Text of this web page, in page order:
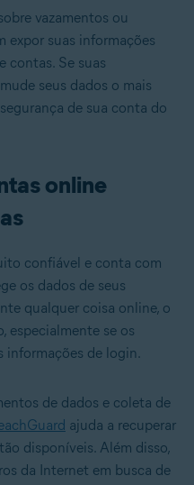
vazamentos ou
expor suas informações
contas. Se suas
seus dados o mais
de sua conta do
online
confiável e conta com
os dados de seus
qualquer coisa online, o
especialmente se os
informações de login.
de dados e coleta de
ajuda a recuperar
disponíveis. Além disso,
da Internet em busca de